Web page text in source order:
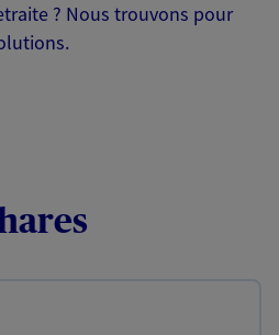
? Nous trouvons pour